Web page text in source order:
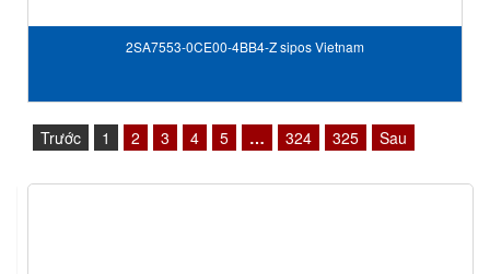
2SA7553-0CE00-4BB4-Z sipos Vietnam
Trước 1 2 3 4 5 … 324 325 Sau